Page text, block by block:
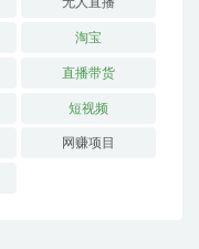
淘宝
直播带货
短视频
网赚项目